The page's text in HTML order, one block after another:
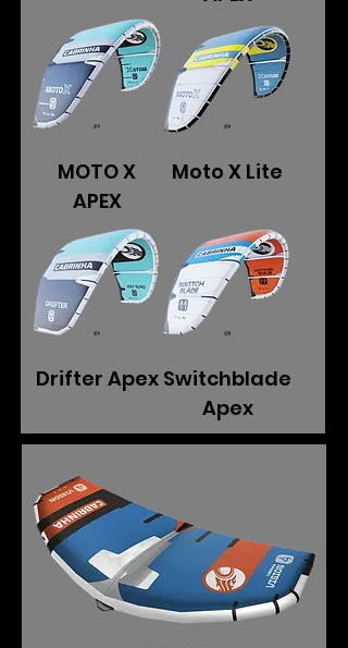
MOTO X
APEX
Moto X Lite
Drifter Apex Switchblade
Apex